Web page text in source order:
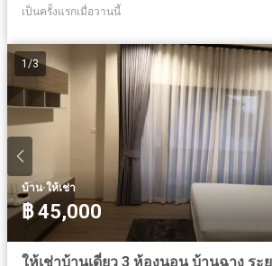
เป็นครั้งแรกเมื่อวานนี้
1 /3
บ้าน·ให้เช่า
฿ 45,000